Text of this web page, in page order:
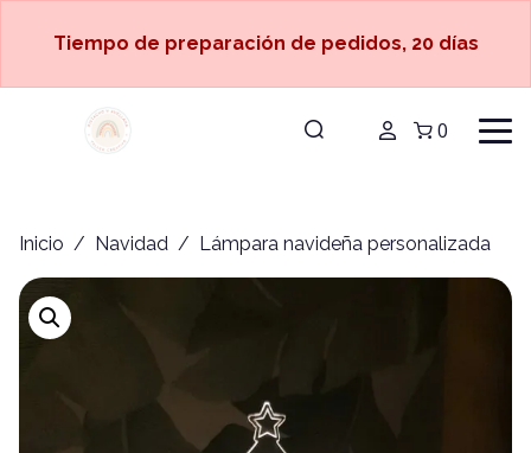
Tiempo de preparación de pedidos, 20 días
0
Inicio / Navidad / Lámpara navideña personalizada